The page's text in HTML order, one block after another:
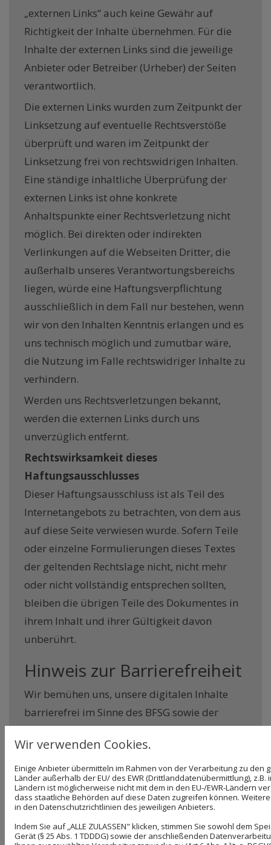
„externen Links“ auch keine Gewähr auf
Richtigkeit der Inhalte übernehmen. Für die
Inhalte der externen Links sind die jeweilige
Anbieter oder Betreiber (Urheber) der Seiten
verantwortlich.
Die externen Links wurden zum Zeitpunkt der
Linksetzung auf eventuelle Rechtsverstöße
überprüft und waren im Zeitpunkt der
Linksetzung frei von rechtswidrigen Inhalten.
Eine ständige inhaltliche Überprüfung der
externen Links ist ohne konkrete
Anhaltspunkte einer Rechtsverletzung nicht
möglich. Bei direkten oder indirekten
Verlinkungen auf die Webseiten Dritter, die
außerhalb unseres Verantwortungsbereichs
liegen, würde eine Haftungsverpflichtung
ausschließlich in dem Fall nur bestehen, wenn
wir von den Inhalten Kenntnis erlangen und es
uns technisch möglich und zumutbar wäre,
die Nutzung im Falle rechtswidriger Inhalte zu
verhindern.
Werden uns Rechtsverletzungen bekannt,
werden die externen Links durch uns
unverzüglich entfernt.
Rechtswirksamkeit dieses
Haftungsausschlusses
Dieser Haftungsausschluss ist als Teil des
Internetangebots zu betrachten, von dem aus
auf diese Seite verwiesen wurde. Sofern Teile
oder einzelne Formulierungen dieses Textes
der geltenden Rechtslage nicht, nicht mehr
oder nicht vollständig entsprechen sollten,
bleiben die übrigen Teile des Dokumentes in
ihrem Inhalt und ihrer Gültigkeit davon
unberührt.
Hinweis zur Barrierefreiheit
Wir bemühen uns, unsere digitalen Inhalte
barrierefrei im Sinne des BFSG sowie der
Barrierefreie-Informationstechnik-Verordnung
(BITV) anzubieten. Sollten Sie dennoch auf
Barrieren stoßen, wenden Sie sich bitte an
weber@reference-oils.com.
BILDNACHWEISE
Wir verwenden Cookies.
Einige Anbieter übermitteln im Rahmen von der Verarbeitung zu den
Länder außerhalb der EU/ des EWR (Drittlanddatenübermittlung),
Ländern ist möglicherweise nicht mit dem in den EU-/EWR-Ländern
dass staatliche Behörden auf diese Daten zugreifen können.
in den Datenschutzrichtlinien des jeweiligen Anbieters.
Indem Sie auf „ALLE ZULASSEN" klicken, stimmen Sie sowohl dem
Gerät (§ 25 Abs. 1 TDDDG) sowie der anschließenden